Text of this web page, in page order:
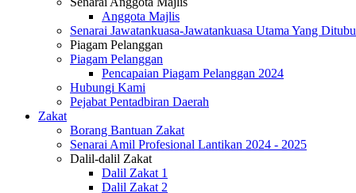
Anggota Majlis
Senarai Jawatankuasa-Jawatankuasa Utama Yang
Piagam Pelanggan
Piagam Pelanggan
Pencapaian Piagam Pelanggan 2024
Hubungi Kami
Pejabat Pentadbiran Daerah
Zakat
Borang Bantuan Zakat
Senarai Amil Profesional Lantikan 2024 - 2025
Dalil-dalil Zakat
Dalil Zakat 1
Dalil Zakat 2